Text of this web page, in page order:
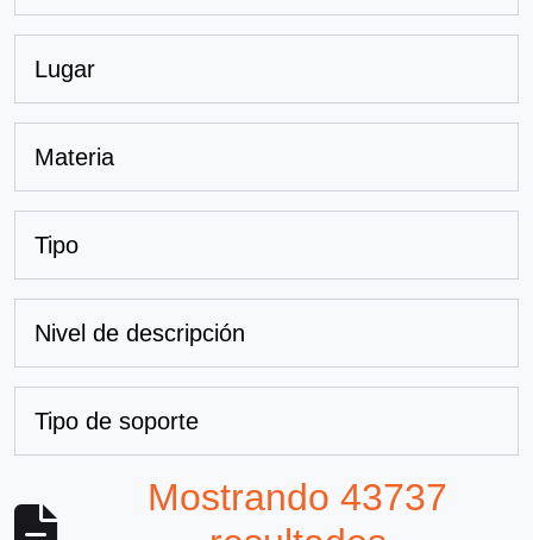
Lugar
Materia
Tipo
Nivel de descripción
Tipo de soporte
Mostrando 43737